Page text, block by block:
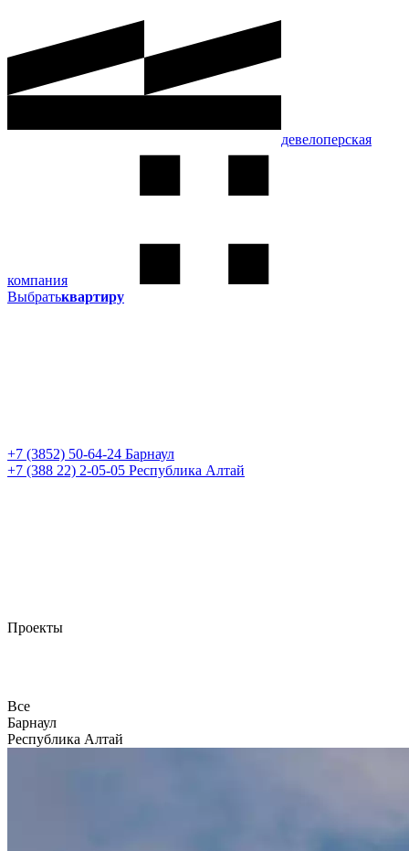
девелоперская
компания
Выбратьквартиру
+7 (3852) 50-64-24 Барнаул
+7 (388 22) 2-05-05 Республика Алтай
Проекты
Все
Барнаул
Республика Алтай